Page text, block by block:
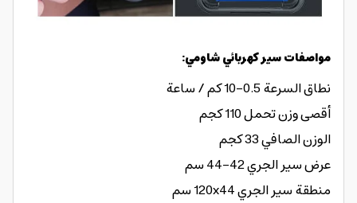
مواصفات سير كهربائي شاومي:
نطاق السرعة 0.5-10 كم / ساعة
أقصى وزن تحمل 110 كجم
الوزن الصافي 33 كجم
عرض سير الجري 42-44 سم
منطقة سير الجري 120x44 سم